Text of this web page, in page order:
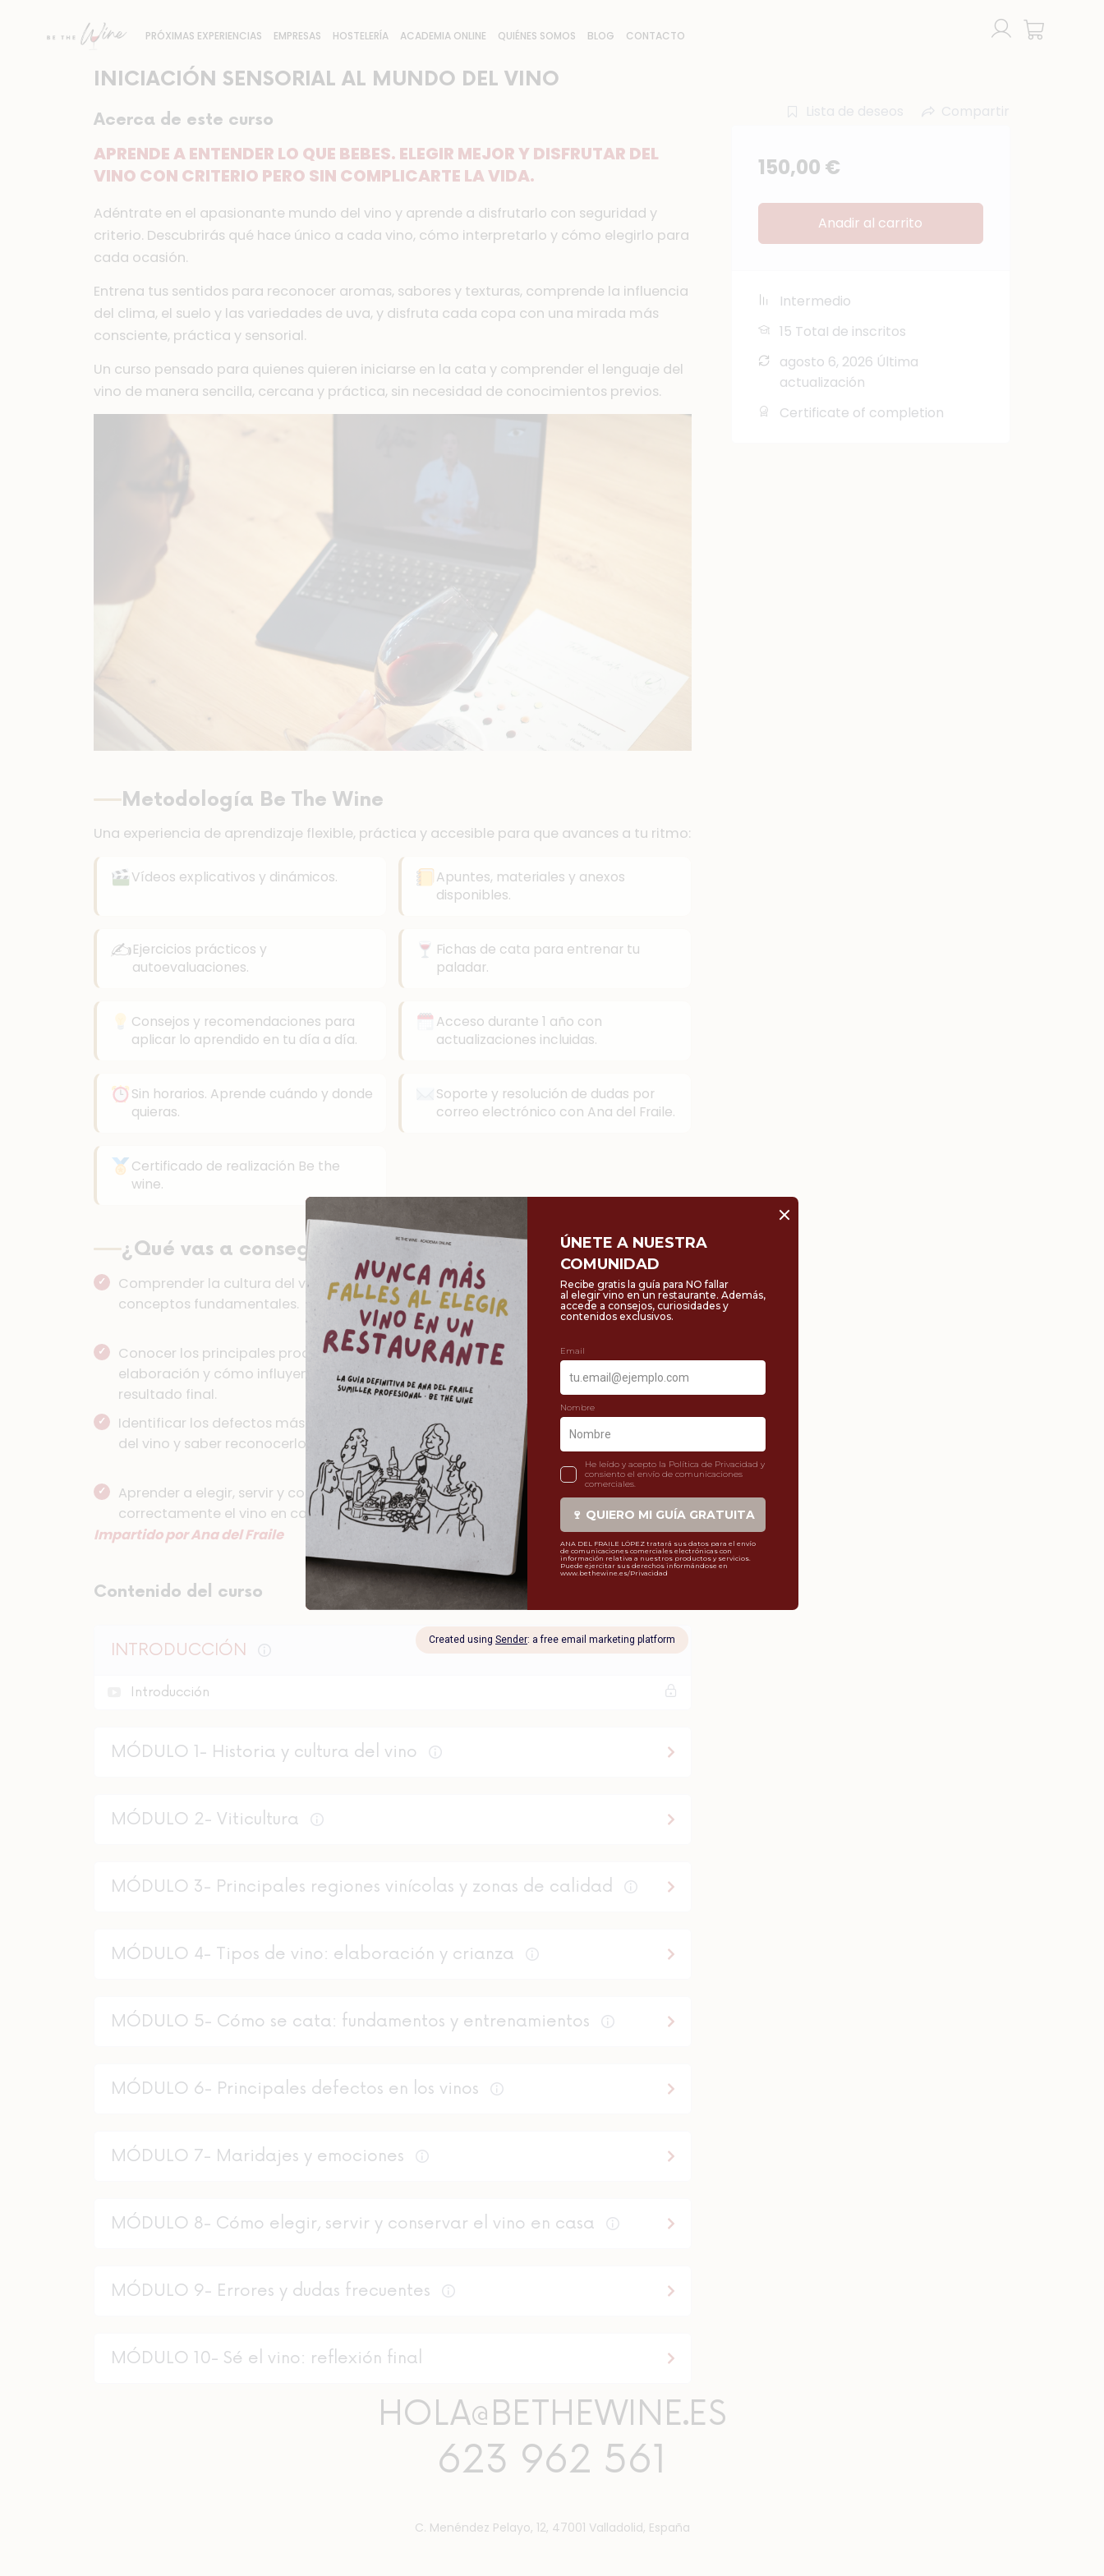
PRÓXIMAS EXPERIENCIAS EMPRESAS HOSTELERÍA ACADEMIA ONLINE QUIÉNES SOMOS BLOG CONTACTO
INICIACIÓN SENSORIAL AL MUNDO DEL VINO
Lista de deseos Compartir
Acerca de este curso
APRENDE A ENTENDER LO QUE BEBES. ELEGIR MEJOR Y DISFRUTAR DEL
VINO CON CRITERIO PERO SIN COMPLICARTE LA VIDA.
Adéntrate en el apasionante mundo del vino y aprende a disfrutarlo con seguridad y
criterio. Descubrirás qué hace único a cada vino, cómo interpretarlo y cómo elegirlo para
cada ocasión.
Entrena tus sentidos para reconocer aromas, sabores y texturas, comprende la influencia
del clima, el suelo y las variedades de uva, y disfruta cada copa con una mirada más
consciente, práctica y sensorial.
Un curso pensado para quienes quieren iniciarse en la cata y comprender el lenguaje del
vino de manera sencilla, cercana y práctica, sin necesidad de conocimientos previos.
Metodología Be The Wine
Una experiencia de aprendizaje flexible, práctica y accesible para que avances a tu ritmo:
Vídeos explicativos y dinámicos.
Apuntes, materiales y anexos
disponibles.
✍️Ejercicios prácticos y
autoevaluaciones.
Fichas de cata para entrenar tu
paladar.
Consejos y recomendaciones para
aplicar lo aprendido en tu día a día.
Acceso durante 1 año con
actualizaciones incluidas.
Sin horarios. Aprende cuándo y donde
quieras.
Soporte y resolución de dudas por
correo electrónico con Ana del Fraile.
Certificado de realización Be the
wine.
¿Qué vas a conseguir con este curso?
Comprender la cultura del vino y sus
conceptos fundamentales.
Entender por qué los vinos son
diferentes según el clima, el suelo, la
variedad de uva y la zona de origen.
Conocer los principales procesos de
elaboración y cómo influyen en el
resultado final.
Aprender a catar vino de forma
estructurada y adquirir vocabulario
específico de cata.
Identificar los defectos más habituales
del vino y saber reconocerlos.
Descubrir cómo combinar vino y
gastronomía para disfrutar mejor de
cada experiencia.
Aprender a elegir, servir y conservar
correctamente el vino en casa.
Ganar confianza a la hora de comprar
o pedir vino.
Impartido por Ana del Fraile
Contenido del curso
INTRODUCCIÓN
Introducción
MÓDULO 1- Historia y cultura del vino
MÓDULO 2- Viticultura
MÓDULO 3- Principales regiones vinícolas y zonas de calidad
MÓDULO 4- Tipos de vino: elaboración y crianza
MÓDULO 5- Cómo se cata: fundamentos y entrenamientos
MÓDULO 6- Principales defectos en los vinos
MÓDULO 7- Maridajes y emociones
MÓDULO 8- Cómo elegir, servir y conservar el vino en casa
MÓDULO 9- Errores y dudas frecuentes
MÓDULO 10- Sé el vino: reflexión final
150,00 €
Anadir al carrito
Intermedio
15 TotaI de inscritos
agosto 6, 2026 Última
actualización
Certificate of completion
HOLA@BETHEWINE.ES
623 962 561
C. Menéndez Pelayo, 12, 47001 Valladolid, España